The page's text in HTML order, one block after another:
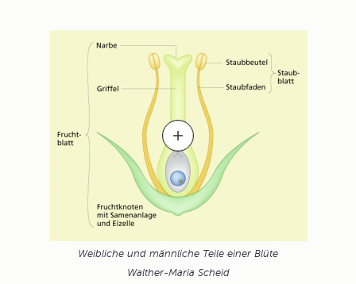
Weibliche und männliche Teile einer Blüte
Walther-Maria Scheid